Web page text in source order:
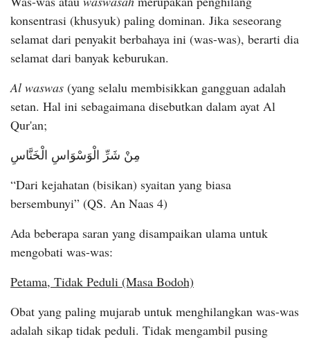
konsentrasi (khusyuk) paling dominan. Jika seseorang
selamat dari penyakit berbahaya ini (was-was), berarti dia
selamat dari banyak keburukan.
Al waswas (yang selalu membisikkan gangguan adalah
setan. Hal ini sebagaimana disebutkan dalam ayat Al
Qur'an;
مِنْ شَرِّ الْوَسْوَاسِ الْخَنَّاسِ
“Dari kejahatan (bisikan) syaitan yang biasa
bersembunyi” (QS. An Naas 4)
Ada beberapa saran yang disampaikan ulama untuk
mengobati was-was:
Petama, Tidak Peduli (Masa Bodoh)
Obat yang paling mujarab untuk menghilangkan was-was
adalah sikap tidak peduli. Tidak mengambil pusing